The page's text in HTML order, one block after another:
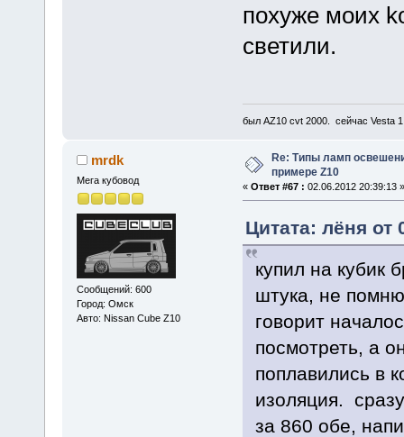
похуже моих
светили.
был AZ10 cvt 2000. сейчас Vesta
mrdk
Мега кубовод
Сообщений: 600
Город: Омск
Авто: Nissan Cube Z10
Re: Типы ламп
примере Z10
« Ответ #67 : 02.06.2012 20:39:13 »
Цитата: лёня от
купил на кубик
штука, не
говорит
посмотреть, а
поплавились в
изоляция.
за 860 обе,